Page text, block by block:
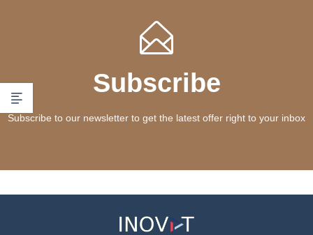
Subscribe
Subscribe to our newsletter to get the latest offer right to your inbox